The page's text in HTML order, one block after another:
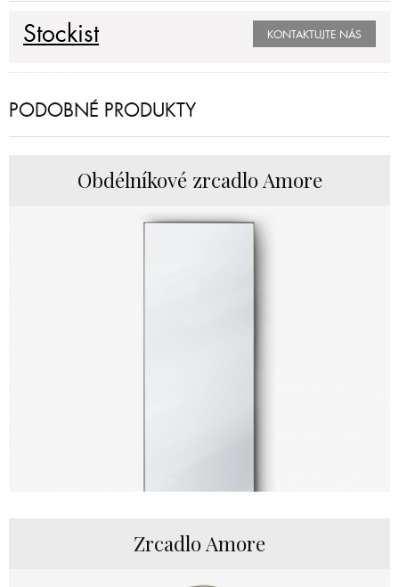
Stockist KONTAKTUJTE NÁS
PODOBNÉ PRODUKTY
Obdélníkové zrcadlo Amore
Zrcadlo Amore